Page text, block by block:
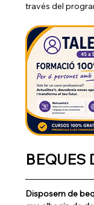
través del
BEQUES
Disposem de